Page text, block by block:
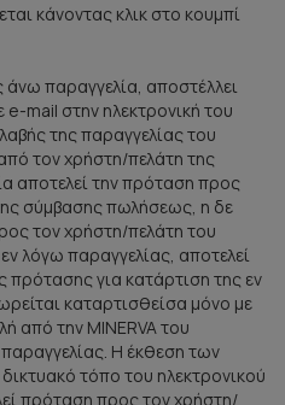
κάνοντας κλικ στο κουμπί
άνω παραγγελία, αποστέλλει
mail στην ηλεκτρονική του
της παραγγελίας του
τον χρήστη/πελάτη της
αποτελεί την πρόταση προς
σύμβασης πωλήσεως, η δε
τον χρήστη/πελάτη του
λόγω παραγγελίας, αποτελεί
πρότασης για κατάρτιση της εν
καταρτισθείσα μόνο με
από την MINERVA του
Η έκθεση των
τόπο του ηλεκτρονικού
πρόταση προς τον χρήστη/